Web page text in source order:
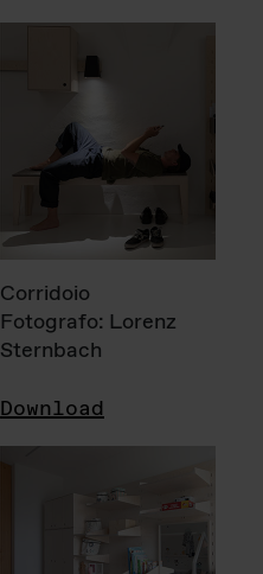
Corridoio
Fotografo: Lorenz
Sternbach
Download